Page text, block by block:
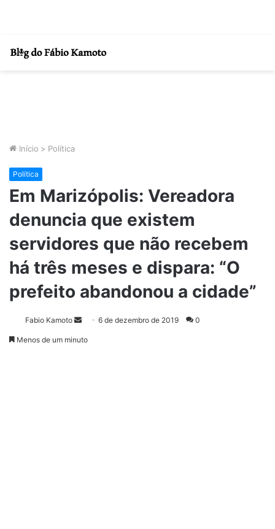
Início > Política
Política
Em Marizópolis: Vereadora
denuncia que existem
servidores que não recebem
há três meses e dispara: “O
prefeito abandonou a cidade”
Fabio Kamoto 6 de dezembro de 2019 0
Menos de um minuto